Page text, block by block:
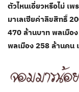
ตัวไหนเอี่ยวหรือไม่ เ
มาเลเซียค่าลิขสิทธิ์
470 ล้านบาท พลเมือ
พลเมือง 258 ล้านคน